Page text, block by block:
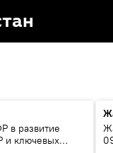
в развитие
и ключевых